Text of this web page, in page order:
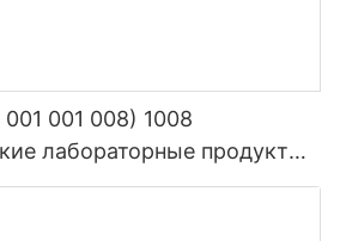
001 008) 1008
лабораторные продукты
драгоценного